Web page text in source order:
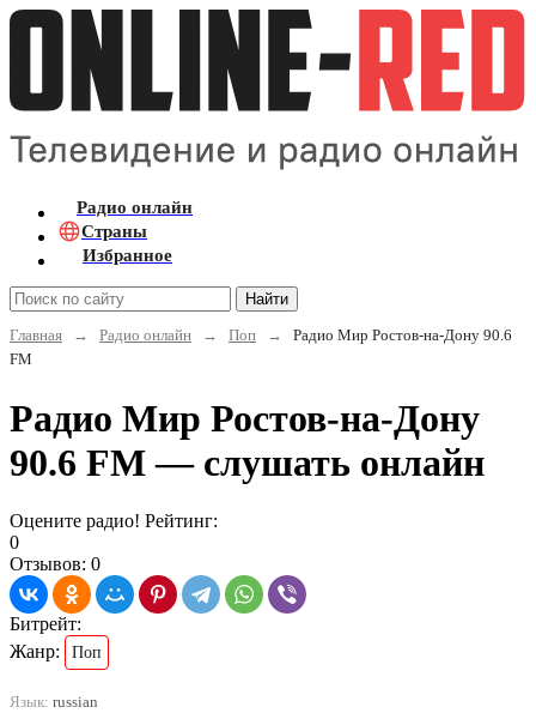
Радио онлайн
Страны
Избранное
Найти
Главная
→ Радио онлайн → Поп →
Радио Мир Ростов-на-Дону 90.6
FM
Радио Мир Ростов-на-Дону
90.6 FM — слушать онлайн
Оцените радио! Рейтинг:
0
Отзывов: 0
Битрейт:
Жанр:
Поп
Язык: russian